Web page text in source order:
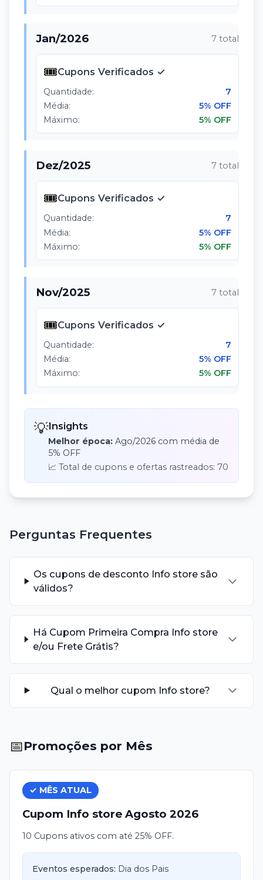
Jan/2026 7 total
🎟️Cupons Verificados ✓
Quantidade:
7
Média:
5% OFF
Máximo:
5% OFF
Dez/2025 7 total
🎟️Cupons Verificados ✓
Quantidade:
7
Média:
5% OFF
Máximo:
5% OFF
Nov/2025 7 total
🎟️Cupons Verificados ✓
Quantidade:
7
Média:
5% OFF
Máximo:
5% OFF
💡Insights
Melhor época: Ago/2026 com média de
5% OFF
📈 Total de cupons e ofertas rastreados: 70
Perguntas Frequentes
Os cupons de desconto Info store são
válidos?
Há Cupom Primeira Compra Info store
e/ou Frete Grátis?
Qual o melhor cupom Info store?
📅Promoções por Mês
✓ MÊS ATUAL
Cupom Info store Agosto 2026
10 Cupons ativos com até 25% OFF.
Eventos esperados: Dia dos Pais